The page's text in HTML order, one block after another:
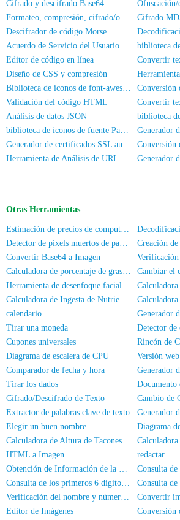
Cifrado y descifrado Base64
Formateo, compresión, cifrado/ofuscación de código JS
Cifrado
Descifrador de código Morse
Acuerdo de Servicio del Usuario y Política de Privacidad
Editor de código en línea
Convertir
Diseño de CSS y compresión
Biblioteca de iconos de font-awesome
Conversión
Validación del código HTML
Convertir
Análisis de datos JSON
biblioteca
biblioteca de iconos de fuente PaymentFont
Generador de certificados SSL autofirmados
Herramienta de Análisis de URL
Generador
Otras Herramientas
Estimación de precios de computadoras/teléfonos móviles de segunda mano
Detector de píxels muertos de pantalla
Creación
Convertir Base64 a Imagen
Calculadora de porcentaje de grasa corporal
Herramienta de desenfoque facial para fotos
Calculadora de Ingesta de Nutrientes
calendario
Tirar una moneda
Detector de
Cupones universales
Rincón de
Diagrama de escalera de CPU
Versión
Comparador de fecha y hora
Tirar los dados
Cifrado/Descifrado de Texto
Cambio de
Extractor de palabras clave de texto
Generador
Elegir un buen nombre
Diagrama
Calculadora de Altura de Tacones
HTML a Imagen
redactar
Obtención de Información de la Tarjeta de Identidad
Consulta de los primeros 6 dígitos del número de DNI
Verificación del nombre y número de identificación
Editor de Imágenes
Conversión